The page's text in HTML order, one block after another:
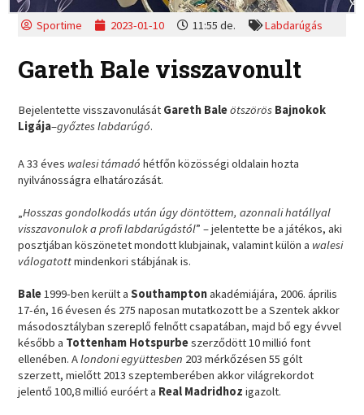
Sportime 2023-01-10 11:55 de. Labdarúgás
Gareth Bale visszavonult
Bejelentette visszavonulását Gareth Baleötszörös Bajnokok
Ligája–győztes labdarúgó.
A 33 éves walesi támadó hétfőn közösségi oldalain hozta
nyilvánosságra elhatározását.
„Hosszas gondolkodás után úgy döntöttem, azonnali hatállyal
visszavonulok a profi labdarúgástól” – jelentette be a játékos, aki
posztjában köszönetet mondott klubjainak, valamint külön a walesi
válogatottmindenkori stábjának is.
Bale1999-ben került aSouthamptonakadémiájára, 2006. április
17-én, 16 évesen és 275 naposan mutatkozott be a Szentek akkor
másodosztályban szereplő felnőtt csapatában, majd bő egy évvel
később a Tottenham Hotspurbeszerződött 10 millió font
ellenében. Alondoni együttesben 203 mérkőzésen 55 gólt
szerzett, mielőtt 2013 szeptemberében akkor világrekordot
jelentő 100,8 millió euróért a Real Madridhoz igazolt.